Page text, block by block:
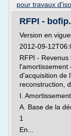
pour travaux
RFPI -
Version en
2012-09-
RFPI -
l'amortissement
d'acquisition de
reconstruction,
I.
A. Base de la
1
En...